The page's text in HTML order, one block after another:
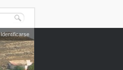
Identificarse